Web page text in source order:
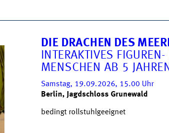
DIE DRACHEN DES
INTERAKTIVES
MENSCHEN AB 5 JAHREN
Samstag, 19.09.2026, 15.00 Uhr
Berlin, Jagdschloss Grunewald
bedingt rollstuhlgeeignet